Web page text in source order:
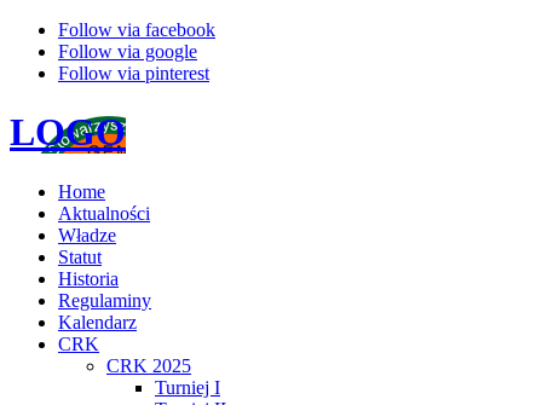
Follow via facebook
Follow via google
Follow via pinterest
LOGO
Home
Aktualności
Władze
Statut
Historia
Regulaminy
Kalendarz
CRK
CRK 2025
Turniej I